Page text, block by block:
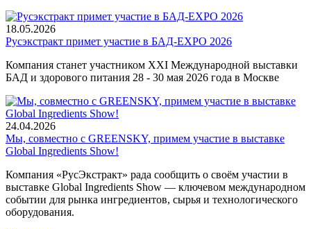
18.05.2026
Русэкстракт примет участие в БАД-EXPO 2026
Компания станет участником XXI Международной выставки
БАД и здорового питания 28 - 30 мая 2026 года в Москве
24.04.2026
Мы, совместно с GREENSKY, примем участие в выставке
Global Ingredients Show!
Компания «РусЭкстракт» рада сообщить о своём участии в
выставке Global Ingredients Show — ключевом международном
событии для рынка ингредиентов, сырья и технологического
оборудования.